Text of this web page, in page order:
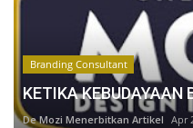
Branding Consultant
KETIKA KEBUDAYAAN
De Mozi Menerbitkan Artikel Apr